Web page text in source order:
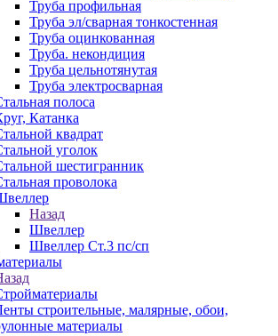
Труба профильная
Труба эл/сварная тонкостенная
Труба оцинкованная
Труба. некондиция
Труба цельнотянутая
Труба электросварная
полоса
Катанка
квадрат
уголок
шестигранник
проволока
Назад
Швеллер
Швеллер Ст.3 пс/сп
строительные, малярные, обои,
материалы